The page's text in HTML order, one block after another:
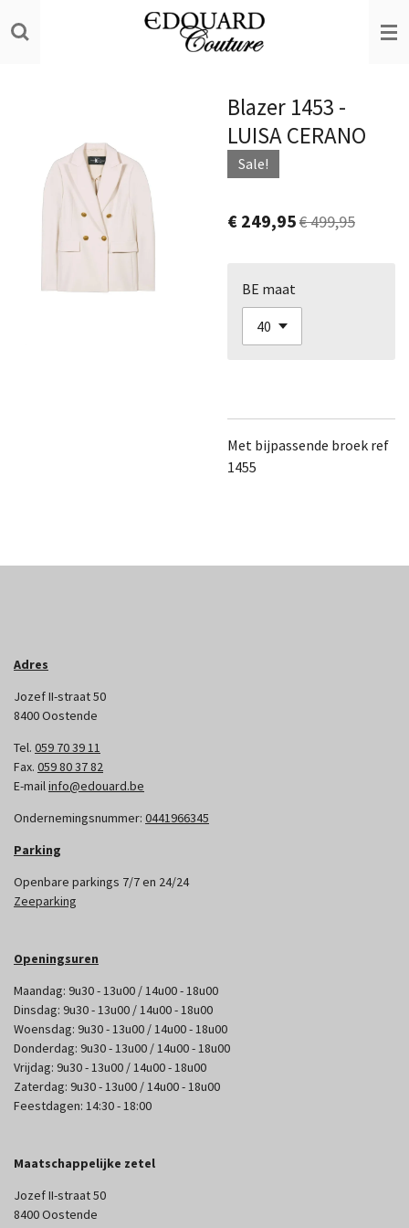
direct
Blazer 1453 -
LUISA CERANO
Sale!
€ 249,95€ 499,95
BE maat
Met bijpassende broek ref
1455
Adres
Jozef II-straat 50
8400 Oostende
Tel. 059 70 39 11
Fax. 059 80 37 82
E-mailinfo@edouard.be
Ondernemingsnummer: 0441966345
Parking
Openbare parkings 7/7 en 24/24
Zeeparking
Openingsuren
Maandag: 9u30 - 13u00 / 14u00 - 18u00
Dinsdag: 9u30 - 13u00 / 14u00 - 18u00
Woensdag: 9u30 - 13u00 / 14u00 - 18u00
Donderdag: 9u30 - 13u00 / 14u00 - 18u00
Vrijdag: 9u30 - 13u00 / 14u00 - 18u00
Zaterdag: 9u30 - 13u00 / 14u00 - 18u00
Feestdagen: 14:30 - 18:00
Maatschappelijke zetel
Jozef II-straat 50
8400 Oostende